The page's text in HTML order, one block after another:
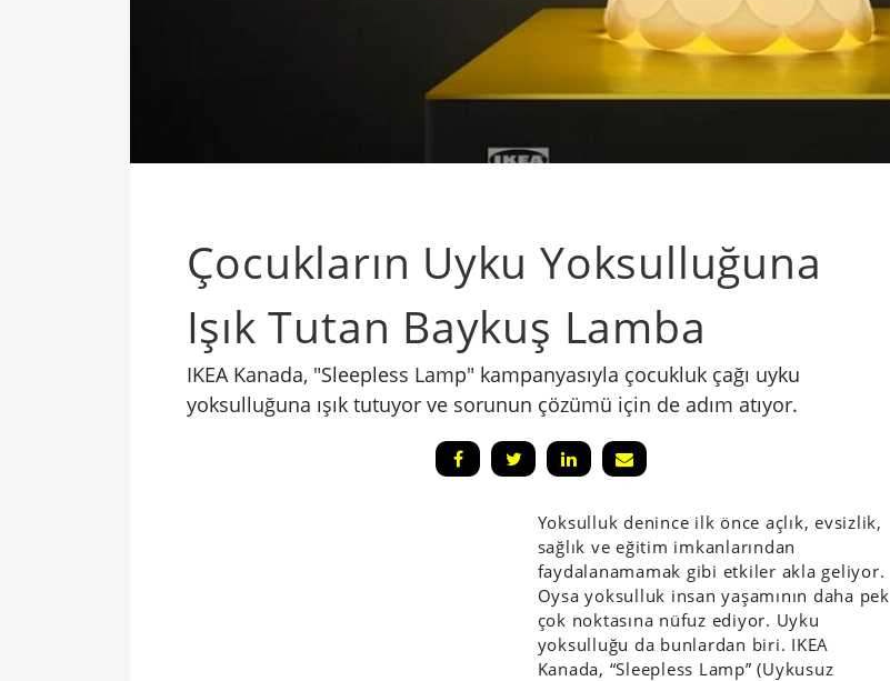
Çocukların Uyku Yoksulluğuna
Işık Tutan Baykuş Lamba
IKEA Kanada, "Sleepless Lamp" kampanyasıyla çocukluk çağı uyku
yoksulluğuna ışık tutuyor ve sorunun çözümü için de adım atıyor.
Yoksulluk denince ilk önce açlık, evsizlik,
sağlık ve eğitim imkanlarından
faydalanamamak gibi etkiler akla geliyor.
Oysa yoksulluk insan yaşamının daha pek
çok noktasına nüfuz ediyor. Uyku
yoksulluğu da bunlardan biri. IKEA
Kanada, “Sleepless Lamp” (Uykusuz